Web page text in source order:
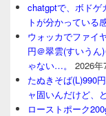
chatgptで、ボドゲ
トが分かっている
ウォッカでファイ
円＠翠雲(すいうん
ゃない…。
2026年
たぬきそば(L)990
ャ固いんだけど、
ローストポーク